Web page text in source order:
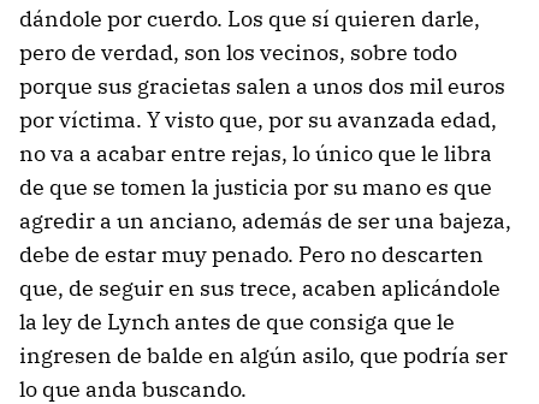
dándole por cuerdo. Los que sí quieren darle,
pero de verdad, son los vecinos, sobre todo
porque sus gracietas salen a unos dos mil euros
por víctima. Y visto que, por su avanzada edad,
no va a acabar entre rejas, lo único que le libra
de que se tomen la justicia por su mano es que
agredir a un anciano, además de ser una bajeza,
debe de estar muy penado. Pero no descarten
que, de seguir en sus trece, acaben aplicándole
la ley de Lynch antes de que consiga que le
ingresen de balde en algún asilo, que podría ser
lo que anda buscando.